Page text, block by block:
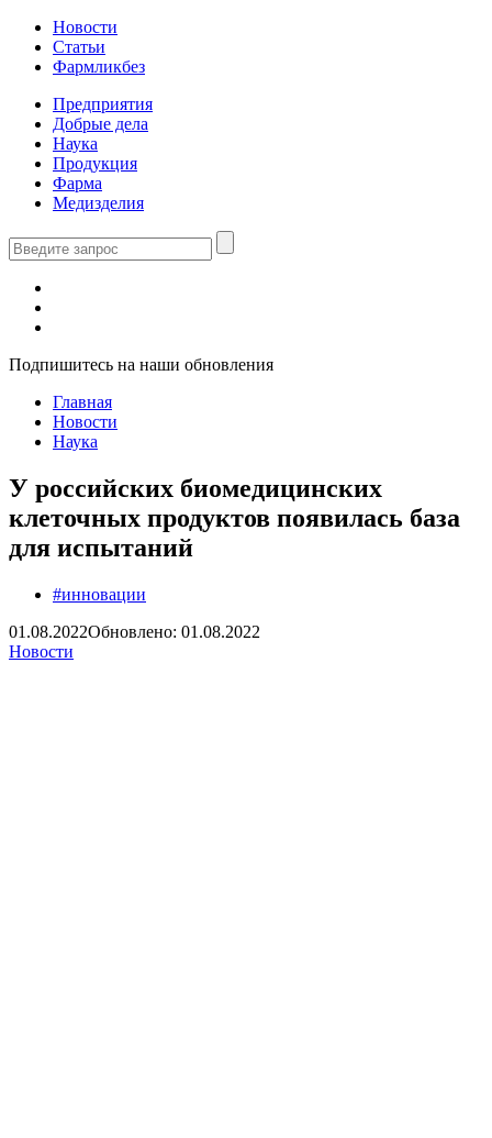
Новости
Статьи
Фармликбез
Предприятия
Добрые дела
Наука
Продукция
Фарма
Медизделия
Подпишитесь на наши обновления
Главная
Новости
Наука
У российских биомедицинских
клеточных продуктов появилась база
для испытаний
#инновации
01.08.2022Обновлено: 01.08.2022
Новости